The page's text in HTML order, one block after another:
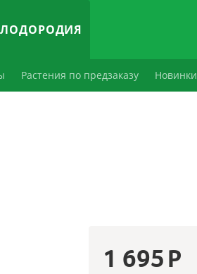
Растения по предзаказу Новинки
1 695Р